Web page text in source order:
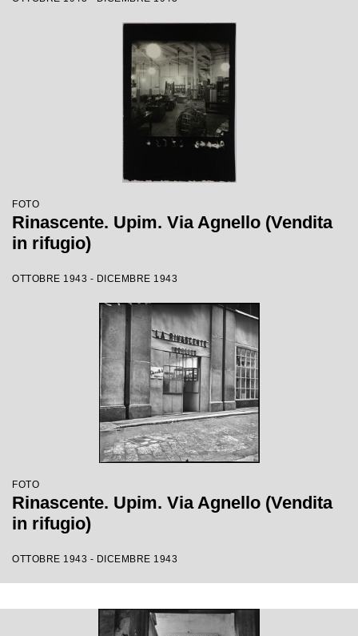
FOTO
Rinascente. Upim. Via Agnello (Vendita
in rifugio)
OTTOBRE 1943 - DICEMBRE 1943
FOTO
Rinascente. Upim. Via Agnello (Vendita
in rifugio)
OTTOBRE 1943 - DICEMBRE 1943